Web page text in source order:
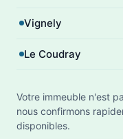
Vignely
Le Coudray
Votre immeuble n'est
nous confirmons
disponibles.